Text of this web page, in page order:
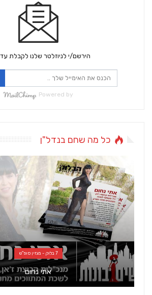
הירשם/י לניוזלטר שלנו לקבלת
Powered by
כל מה שחם בנדל"ן
7 בלוק - מגזין סופ"ש
אתי נחום